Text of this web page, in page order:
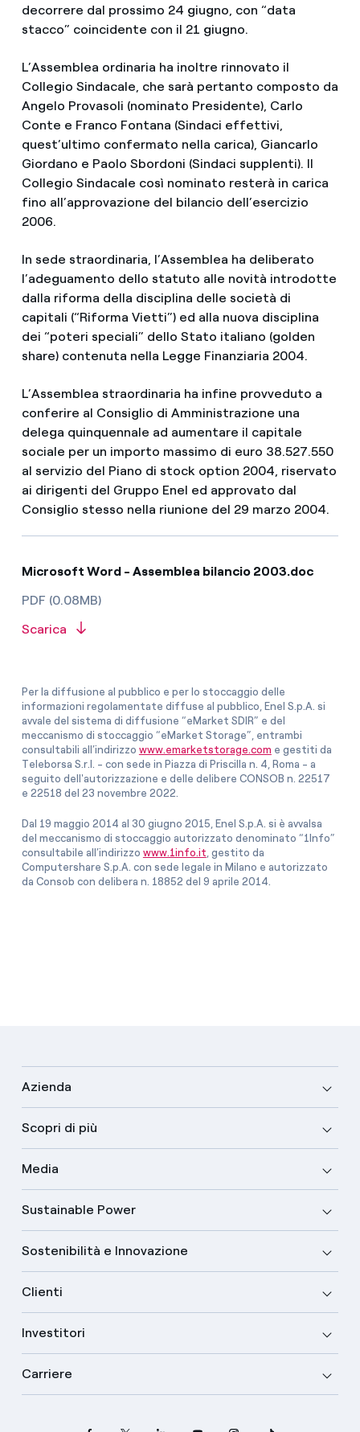
decorrere dal prossimo 24 giugno, con “data
stacco” coincidente con il 21 giugno.
L’Assemblea ordinaria ha inoltre rinnovato il
Collegio Sindacale, che sarà pertanto composto da
Angelo Provasoli (nominato Presidente), Carlo
Conte e Franco Fontana (Sindaci effettivi,
quest’ultimo confermato nella carica), Giancarlo
Giordano e Paolo Sbordoni (Sindaci supplenti). Il
Collegio Sindacale così nominato resterà in carica
fino all’approvazione del bilancio dell’esercizio
2006.
In sede straordinaria, l’Assemblea ha deliberato
l’adeguamento dello statuto alle novità introdotte
dalla riforma della disciplina delle società di
capitali (“Riforma Vietti”) ed alla nuova disciplina
dei “poteri speciali” dello Stato italiano (golden
share) contenuta nella Legge Finanziaria 2004.
L’Assemblea straordinaria ha infine provveduto a
conferire al Consiglio di Amministrazione una
delega quinquennale ad aumentare il capitale
sociale per un importo massimo di euro 38.527.550
al servizio del Piano di stock option 2004, riservato
ai dirigenti del Gruppo Enel ed approvato dal
Consiglio stesso nella riunione del 29 marzo 2004.
Microsoft Word - Assemblea bilancio 2003.doc
PDF (0.08MB)
Scarica
Per la diffusione al pubblico e per lo stoccaggio delle
informazioni regolamentate diffuse al pubblico, Enel S.p.A. si
avvale del sistema di diffusione “eMarket SDIR” e del
meccanismo di stoccaggio “eMarket Storage”, entrambi
consultabili all’indirizzo www.emarketstorage.com e gestiti da
Teleborsa S.r.l. - con sede in Piazza di Priscilla n. 4, Roma - a
seguito dell'autorizzazione e delle delibere CONSOB n. 22517
e 22518 del 23 novembre 2022.
Dal 19 maggio 2014 al 30 giugno 2015, Enel S.p.A. si è avvalsa
del meccanismo di stoccaggio autorizzato denominato “1Info”
consultabile all’indirizzo www.1info.it, gestito da
Computershare S.p.A. con sede legale in Milano e autorizzato
da Consob con delibera n. 18852 del 9 aprile 2014.
Azienda
Scopri di più
Media
Sustainable Power
Sostenibilità e Innovazione
Clienti
Investitori
Carriere